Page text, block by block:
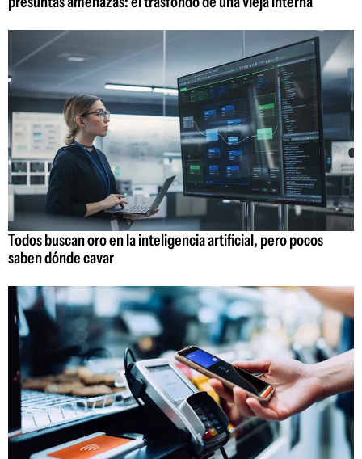
Todos buscan oro en la inteligencia artificial, pero pocos
saben dónde cavar